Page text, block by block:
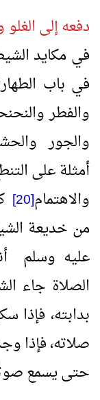
دفعه إلى
في مكايد
في باب
والفطر
والجور
أمثلة على
والاهتمام[20]
من خديعة
عليه وسلم
الصلاة جاء
بدابته، فإذا
صلاته، فإذا
حتى يسمع